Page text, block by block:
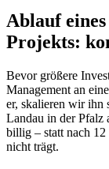
Ablauf
Projekts:
Bevor größere
Management an
er, skalieren wir ihn
Landau in der Pfalz
billig – statt nach
nicht trägt.